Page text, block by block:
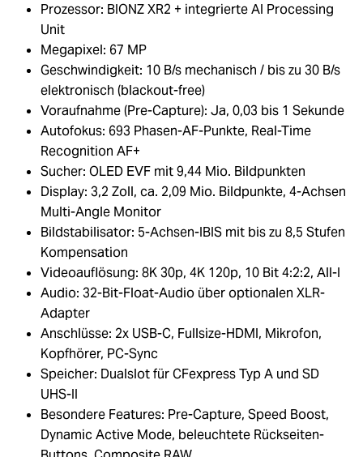
Prozessor: BIONZ XR2 + integrierte AI Processing
Unit
Megapixel: 67 MP
Geschwindigkeit: 10 B/s mechanisch / bis zu 30 B/s
elektronisch (blackout-free)
Voraufnahme (Pre-Capture): Ja, 0,03 bis 1 Sekunde
Autofokus: 693 Phasen-AF-Punkte, Real-Time
Recognition AF+
Sucher: OLED EVF mit 9,44 Mio. Bildpunkten
Display: 3,2 Zoll, ca. 2,09 Mio. Bildpunkte, 4-Achsen
Multi-Angle Monitor
Bildstabilisator: 5-Achsen-IBIS mit bis zu 8,5 Stufen
Kompensation
Videoauflösung: 8K 30p, 4K 120p, 10 Bit 4:2:2, All-I
Audio: 32-Bit-Float-Audio über optionalen XLR-
Adapter
Anschlüsse: 2x USB-C, Fullsize-HDMI, Mikrofon,
Kopfhörer, PC-Sync
Speicher: Dualslot für CFexpress Typ A und SD
UHS-II
Besondere Features: Pre-Capture, Speed Boost,
Dynamic Active Mode, beleuchtete Rückseiten-